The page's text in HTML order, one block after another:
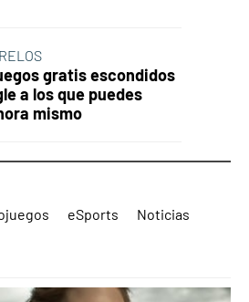
gratis escondidos
a los que puedes
mismo
eSports
Noticias